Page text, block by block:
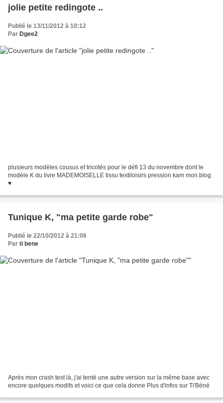
jolie petite redingote ..
Publié le 13/11/2012 à 10:12
Par Dgee2
plusieurs modèles cousus et tricotés pour le défi 13 du novembre dont le
modèle K du livre MADEMOISELLE tissu textiloisirs pression kam mon blog
♥
Tunique K, "ma petite garde robe"
Publié le 22/10/2012 à 21:06
Par ti bene
Après mon crash test là, j'ai tenté une autre version sur la même base avec
encore quelques modifs et voici ce que cela donne Plus d'infos sur Ti'Béné